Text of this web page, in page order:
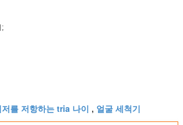
;
를 저항하는 tria 나이 , 얼굴 세척기